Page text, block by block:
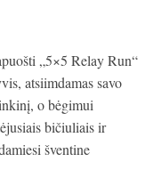
„5×5 Relay Run“
atsiimdamas savo
o bėgimui
bičiuliais ir
šventine